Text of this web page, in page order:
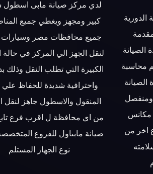
لدي مركز صيانة مابى اسطول
كبير ومجهز ويغطي جميع
جميع محافظات مصر
لنقل الجهز الي المركز في حالة
الكبيرة التي تطلب النقل وذلك
واحترافية شديدة للحفاظ علي
المنقول والاسطول جاهز لنقل
من اي محافظة ل اقرب فرع
صيانة مابىاول للفروع
نوع الجهاز المستلم
الدورية
الصيانة
محاسبة
ومنفصل
مكانس
اخر من